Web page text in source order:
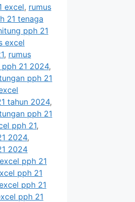
excel, rumus
21 tenaga
pph 21
excel
, rumus
21 2024,
pph 21
tahun 2024,
pph 21
pph 21,
2024,
2024
pph 21
pph 21
pph 21
pph 21